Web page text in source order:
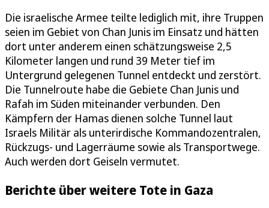
Die israelische Armee teilte lediglich mit, ihre Truppen
seien im Gebiet von Chan Junis im Einsatz und hätten
dort unter anderem einen schätzungsweise 2,5
Kilometer langen und rund 39 Meter tief im
Untergrund gelegenen Tunnel entdeckt und zerstört.
Die Tunnelroute habe die Gebiete Chan Junis und
Rafah im Süden miteinander verbunden. Den
Kämpfern der Hamas dienen solche Tunnel laut
Israels Militär als unterirdische Kommandozentralen,
Rückzugs- und Lagerräume sowie als Transportwege.
Auch werden dort Geiseln vermutet.
Berichte über weitere Tote in Gaza